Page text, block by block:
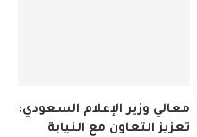
معالي وزير الإعلام السعودي:
تعزيز التعاون مع النيابة